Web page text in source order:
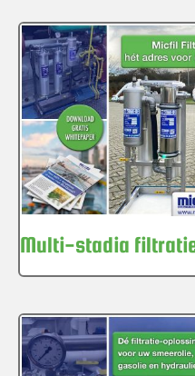
Multi-stadia